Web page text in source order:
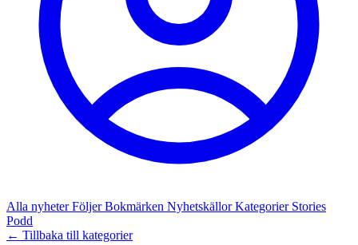
Alla nyheterFöljerBokmärken NyhetskällorKategorier Stories
Podd
← Tillbaka till kategorier